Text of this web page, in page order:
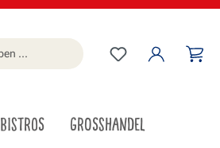
Du hast 0
BISTROS GROSSHANDEL